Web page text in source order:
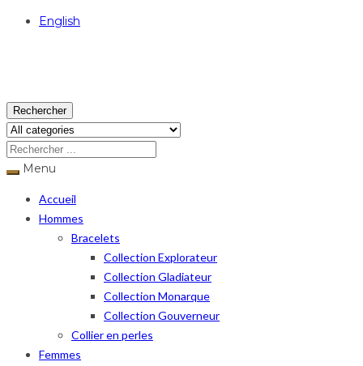
English
Rechercher
Menu
Accueil
Hommes
Bracelets
Collection Explorateur
Collection Gladiateur
Collection Monarque
Collection Gouverneur
Collier en perles
Femmes